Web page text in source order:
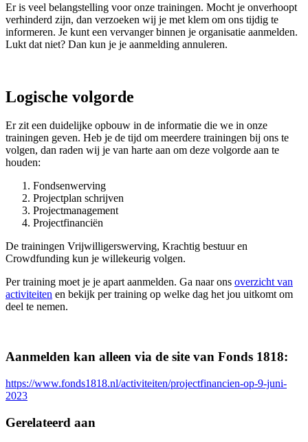
Er is veel belangstelling voor onze trainingen. Mocht je onverhoopt
verhinderd zijn, dan verzoeken wij je met klem om ons tijdig te
informeren. Je kunt een vervanger binnen je organisatie aanmelden.
Lukt dat niet? Dan kun je je aanmelding annuleren.
Logische volgorde
Er zit een duidelijke opbouw in de informatie die we in onze
trainingen geven. Heb je de tijd om meerdere trainingen bij ons te
volgen, dan raden wij je van harte aan om deze volgorde aan te
houden:
Fondsenwerving
Projectplan schrijven
Projectmanagement
Projectfinanciën
De trainingen Vrijwilligerswerving, Krachtig bestuur en
Crowdfunding kun je willekeurig volgen.
Per training moet je je apart aanmelden. Ga naar ons overzicht van
activiteiten en bekijk per training op welke dag het jou uitkomt om
deel te nemen.
Aanmelden kan alleen via de site van Fonds 1818:
https://www.fonds1818.nl/activiteiten/projectfinancien-op-9-juni-
2023
Gerelateerd aan